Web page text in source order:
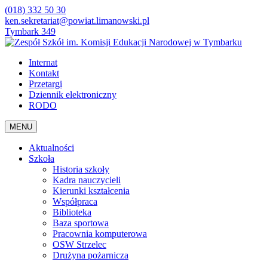
(018) 332 50 30
ken.sekretariat@powiat.limanowski.pl
Tymbark 349
Internat
Kontakt
Przetargi
Dziennik elektroniczny
RODO
MENU
Aktualności
Szkoła
Historia szkoły
Kadra nauczycieli
Kierunki kształcenia
Współpraca
Biblioteka
Baza sportowa
Pracownia komputerowa
OSW Strzelec
Drużyna pożarnicza